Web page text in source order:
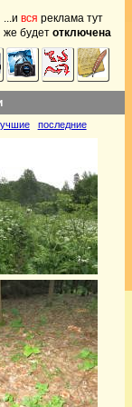
...и вся реклама тут
же будет отключена
последние